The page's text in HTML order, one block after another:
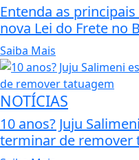
Entenda as
nova Lei do Frete no
Saiba Mais
NOTÍCIAS
10 anos? Juju
terminar de remover